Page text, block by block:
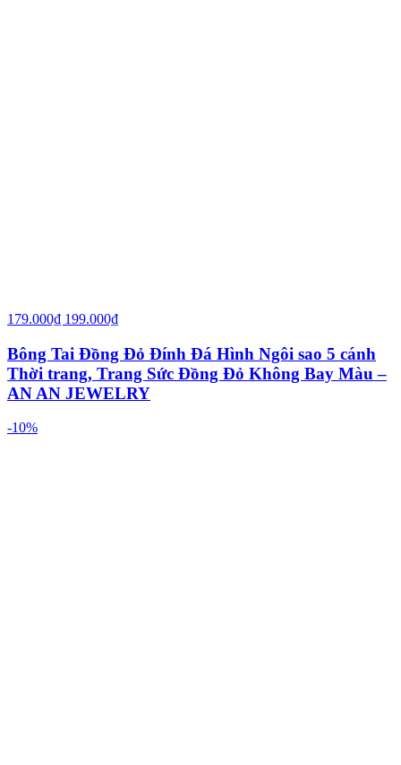
179.000₫ 199.000₫
Bông Tai Đồng Đỏ Đính Đá Hình Ngôi sao 5 cánh
Thời trang, Trang Sức Đồng Đỏ Không Bay Màu –
AN AN JEWELRY
-10%